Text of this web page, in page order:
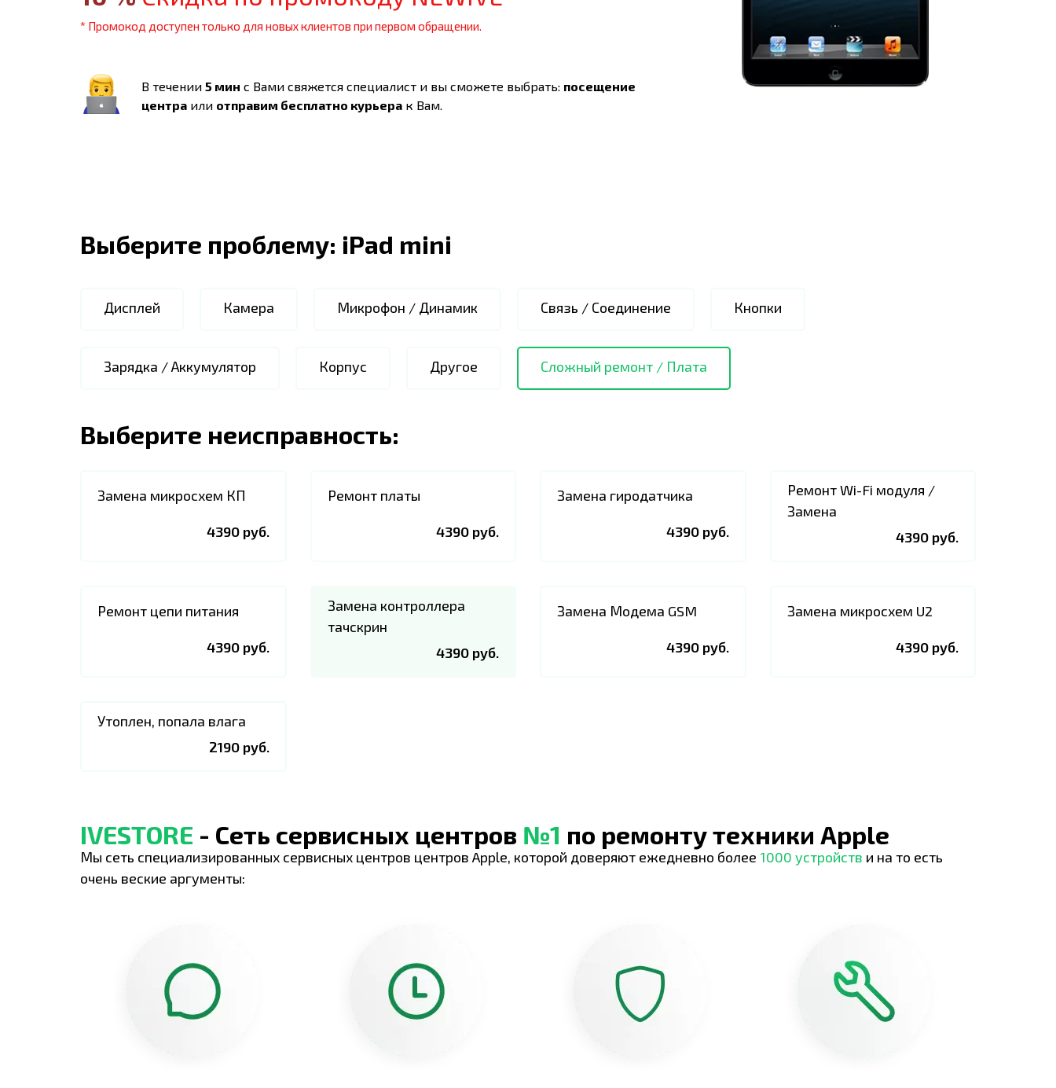
* Промокод доступен только для новых клиентов при первом обращении.
В течении 5 мин с Вами свяжется специалист и вы сможете выбрать: посещение
центра или отправим бесплатно курьера к Вам.
Выберите проблему: iPad mini
Дисплей Камера Микрофон / Динамик Связь / Соединение Кнопки
Зарядка / Аккумулятор Корпус Другое Сложный ремонт / Плата
Выберите неисправность:
Замена микросхем КП
4390 руб.
Ремонт платы
4390 руб.
Замена гиродатчика
4390 руб.
Ремонт Wi-Fi модуля /
Замена
4390 руб.
Ремонт цепи питания
4390 руб.
Замена контроллера
тачскрин
4390 руб.
Замена Модема GSM
4390 руб.
Замена микросхем U2
4390 руб.
Утоплен, попала влага
2190 руб.
IVESTORE - Сеть сервисных центров №1 по ремонту техники Apple
Мы сеть специализированных сервисных центров центров Apple, которой доверяют ежедневно более 1000 устройств и на то есть
очень веские аргументы: